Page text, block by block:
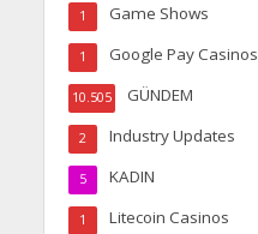
Game Shows
1
Google Pay Casinos
1
GÜNDEM
10.505
Industry Updates
2
KADIN
5
Litecoin Casinos
1